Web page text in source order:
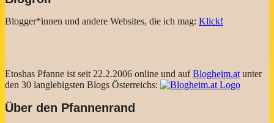
Blogger*innen und andere Websites, die ich mag: Klick!
Etoshas Pfanne ist seit 22.2.2006 online und aufBlogheim.at unter
den 30 langlebigsten Blogs Österreichs:
Über den Pfannenrand